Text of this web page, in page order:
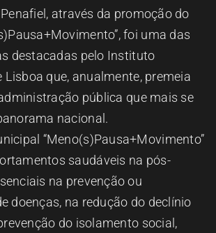
A RCP
CONTACTOS
OUVIR
através da promoção do
foi uma das
destacadas pelo Instituto
Lisboa que, anualmente, premeia
pública que mais se
nacional.
“Meno(s)Pausa+Movimento”
saudáveis na pós-
na prevenção ou
doenças, na redução do declínio
do isolamento social,